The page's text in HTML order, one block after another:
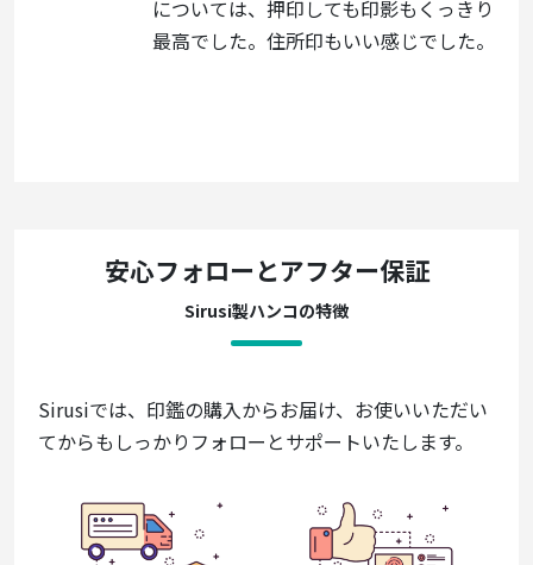
については、押印しても印影もくっきり
最高でした。住所印もいい感じでした。
安心フォローとアフター保証
Sirusi製ハンコの特徴
Sirusiでは、印鑑の購入からお届け、お使いいただい
てからもしっかりフォローとサポートいたします。